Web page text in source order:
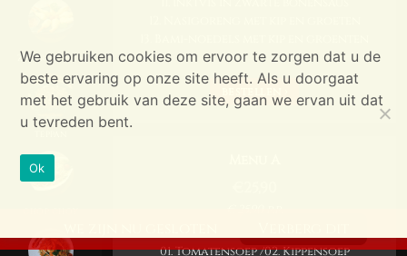
ZEEVRUCHTEN
01. Tomatensoep /02. Kippensoep
We gebruiken cookies om ervoor te zorgen dat u de
beste ervaring op onze site heeft. Als u doorgaat
met het gebruik van deze site, gaan we ervan uit dat
u tevreden bent.
Ok